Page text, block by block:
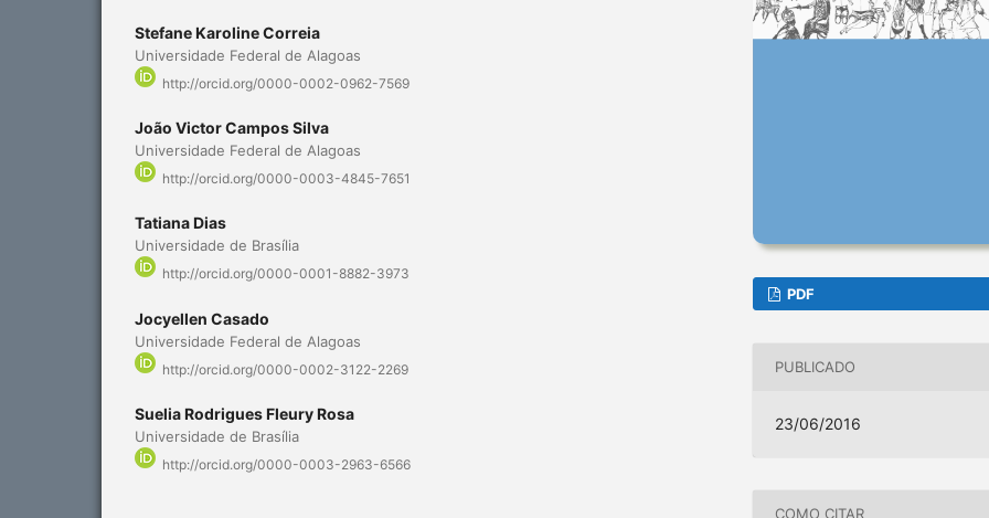
Stefane Karoline Correia
Universidade Federal de Alagoas
http://orcid.org/0000-0002-0962-7569
João Victor Campos Silva
Universidade Federal de Alagoas
http://orcid.org/0000-0003-4845-7651
Tatiana Dias
Universidade de Brasília
http://orcid.org/0000-0001-8882-3973
Jocyellen Casado
Universidade Federal de Alagoas
http://orcid.org/0000-0002-3122-2269
Suelia Rodrigues Fleury Rosa
Universidade de Brasília
http://orcid.org/0000-0003-2963-6566
PDF
PUBLICADO
23/06/2016
COMO CITAR